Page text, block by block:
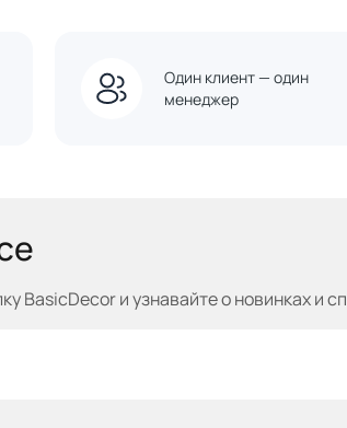
Один клиент — один
менеджер
BasicDecor и узнавайтео новинках и